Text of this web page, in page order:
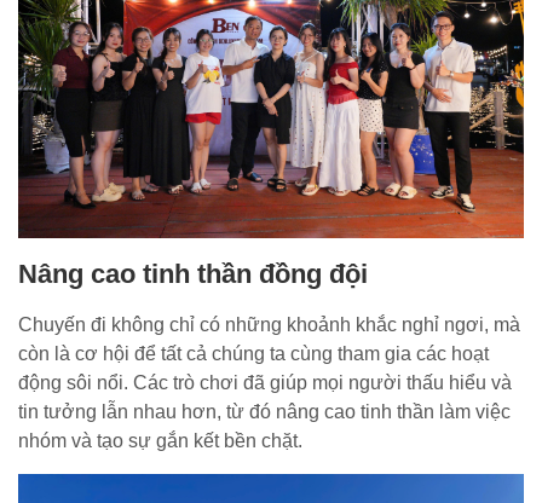
Nâng cao tinh thần đồng đội
Chuyến đi không chỉ có những khoảnh khắc nghỉ ngơi, mà
còn là cơ hội để tất cả chúng ta cùng tham gia các hoạt
động sôi nổi. Các trò chơi đã giúp mọi người thấu hiểu và
tin tưởng lẫn nhau hơn, từ đó nâng cao tinh thần làm việc
nhóm và tạo sự gắn kết bền chặt.